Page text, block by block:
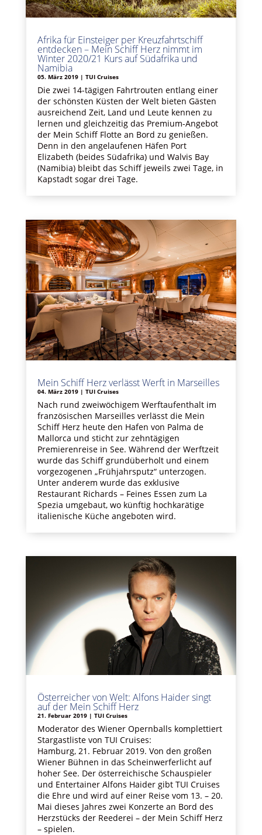
Afrika für Einsteiger per Kreuzfahrtschiff
entdecken – Mein Schiff Herz nimmt im
Winter 2020/21 Kurs auf Südafrika und
Namibia
05. März 2019| TUI Cruises
Die zwei 14-tägigen Fahrtrouten entlang einer
der schönsten Küsten der Welt bieten Gästen
ausreichend Zeit, Land und Leute kennen zu
lernen und gleichzeitig das Premium-Angebot
der Mein Schiff Flotte an Bord zu genießen.
Denn in den angelaufenen Häfen Port
Elizabeth (beides Südafrika) und Walvis Bay
(Namibia) bleibt das Schiff jeweils zwei Tage, in
Kapstadt sogar drei Tage.
Mein Schiff Herz verlässt Werft in Marseilles
04. März 2019| TUI Cruises
Nach rund zweiwöchigem Werftaufenthalt im
französischen Marseilles verlässt die Mein
Schiff Herz heute den Hafen von Palma de
Mallorca und sticht zur zehntägigen
Premierenreise in See. Während der Werftzeit
wurde das Schiff grundüberholt und einem
vorgezogenen „Frühjahrsputz“ unterzogen.
Unter anderem wurde das exklusive
Restaurant Richards – Feines Essen zum La
Spezia umgebaut, wo künftig hochkarätige
italienische Küche angeboten wird.
Österreicher von Welt: Alfons Haider singt
auf der Mein Schiff Herz
21. Februar 2019| TUI Cruises
Moderator des Wiener Opernballs komplettiert
Stargastliste von TUI Cruises:
Hamburg, 21. Februar 2019. Von den großen
Wiener Bühnen in das Scheinwerferlicht auf
hoher See. Der österreichische Schauspieler
und Entertainer Alfons Haider gibt TUI Cruises
die Ehre und wird auf einer Reise vom 13. – 20.
Mai dieses Jahres zwei Konzerte an Bord des
Herzstücks der Reederei – der Mein Schiff Herz
– spielen.